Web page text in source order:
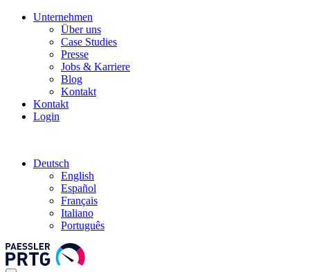
Unternehmen
Über uns
Case Studies
Presse
Jobs & Karriere
Blog
Kontakt
Kontakt
Login
Deutsch
English
Español
Français
Italiano
Português